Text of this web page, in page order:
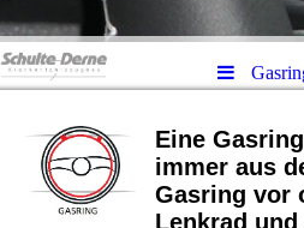
Eine
immer aus
Gasring vor
Lenkrad und